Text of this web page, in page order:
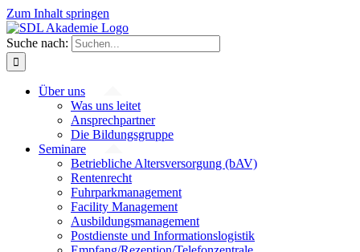
Zum Inhalt springen
Suche nach:
Über uns
Was uns leitet
Ansprechpartner
Die Bildungsgruppe
Seminare
Betriebliche Altersversorgung (bAV)
Rentenrecht
Fuhrparkmanagement
Facility Management
Ausbildungsmanagement
Postdienste und Informationslogistik